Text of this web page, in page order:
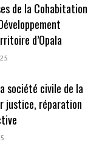
de la Cohabitation
d’Opala
société civile de la
justice, réparation